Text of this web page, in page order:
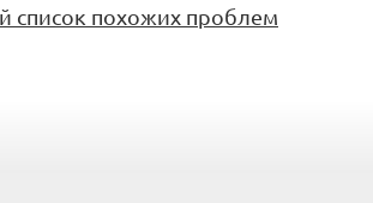
список похожих проблем